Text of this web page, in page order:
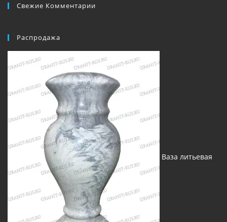
Свежие Комментарии
Распродажа
Ваза литьевая